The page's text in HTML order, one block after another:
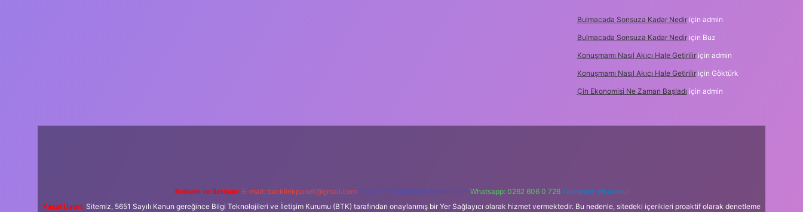
Bulmacada Sonsuza Kadar Nediriçin admin
Bulmacada Sonsuza Kadar Nediriçin Buz
Konuşmamı Nasıl Akıcı Hale Getiriliriçin admin
Konuşmamı Nasıl Akıcı Hale Getiriliriçin Göktürk
Çin Ekonomisi Ne Zaman Başladı için admin
Reklam ve İletişim: E-mail: backlinkpaneli@gmail.com Teams: forumhizmeti@gmail.com Whatsapp: 0262 606 0 726 Telegram: @karabul
Yasal Uyarı: Sitemiz, 5651 Sayılı Kanun gereğince Bilgi Teknolojileri ve İletişim Kurumu (BTK) tarafından onaylanmış bir Yer Sağlayıcı olarak hizmet vermektedir. Bu nedenle, sitedeki içerikleri proaktif olarak denetleme